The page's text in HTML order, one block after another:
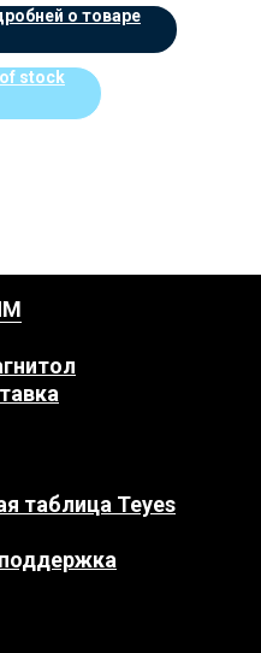
о товаре
stock
таблица Teyes